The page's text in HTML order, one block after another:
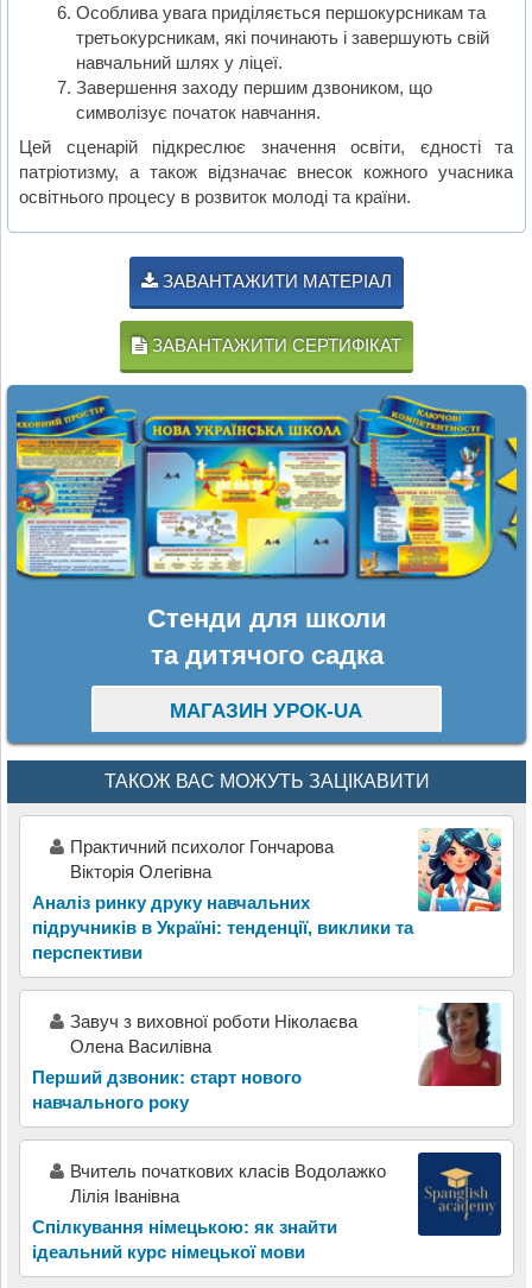
Особлива увага приділяється першокурсникам та
третьокурсникам, які починають і завершують свій
навчальний шлях у ліцеї.
Завершення заходу першим дзвоником, що
символізує початок навчання.
Цей сценарій підкреслює значення освіти, єдності та
патріотизму, а також відзначає внесок кожного учасника
освітнього процесу в розвиток молоді та країни.
ЗАВАНТАЖИТИ МАТЕРІАЛ
ЗАВАНТАЖИТИ СЕРТИФІКАТ
Стенди для школи
та дитячого садка
МАГАЗИН УРОК-UA
ТАКОЖ ВАС МОЖУТЬ ЗАЦІКАВИТИ
Практичний психолог Гончарова
Вікторія Олегівна
Аналіз ринку друку навчальних
підручників в Україні: тенденції, виклики та
перспективи
Завуч з виховної роботи Ніколаєва
Олена Василівна
Перший дзвоник: старт нового
навчального року
Вчитель початкових класів Водолажко
Лілія Іванівна
Спілкування німецькою: як знайти
ідеальний курс німецької мови